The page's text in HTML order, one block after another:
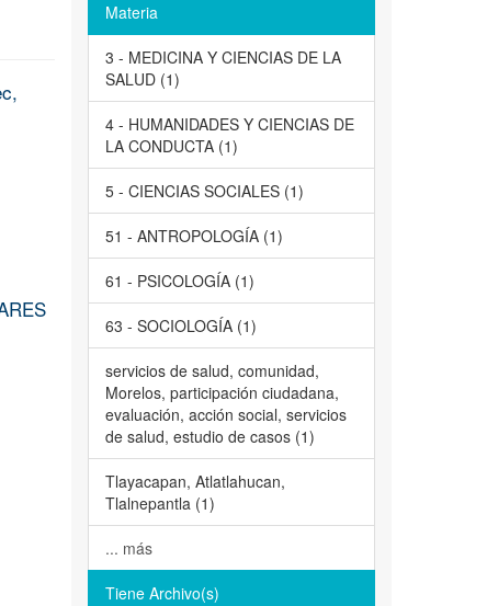
Materia
3 - MEDICINA Y CIENCIAS DE LA
SALUD (1)
4 - HUMANIDADES Y CIENCIAS DE
LA CONDUCTA (1)
5 - CIENCIAS SOCIALES (1)
51 - ANTROPOLOGÍA (1)
61 - PSICOLOGÍA (1)
63 - SOCIOLOGÍA (1)
servicios de salud, comunidad,
Morelos, participación ciudadana,
evaluación, acción social, servicios
de salud, estudio de casos (1)
Tlayacapan, Atlatlahucan,
Tlalnepantla (1)
... más
Tiene Archivo(s)